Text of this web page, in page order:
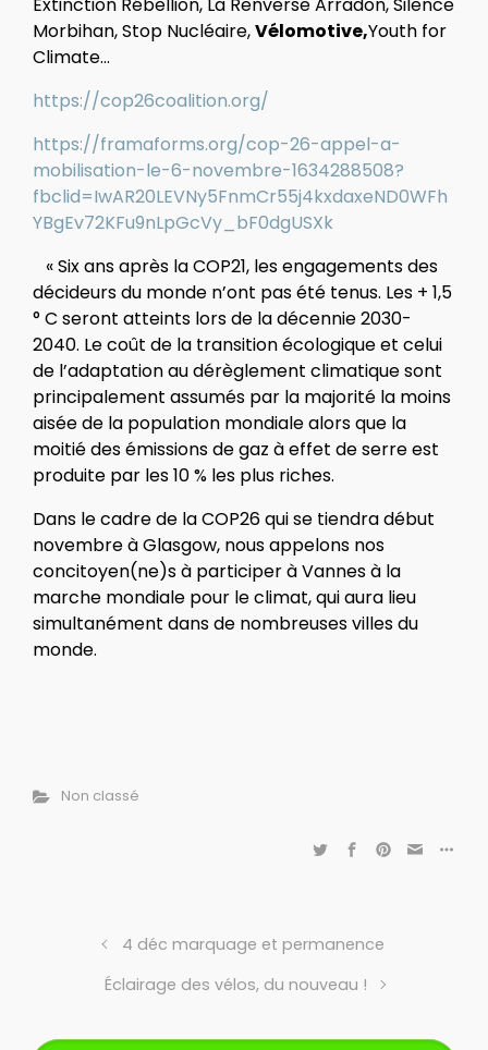
Extinction Rébellion, La Renverse Arradon, Silence
Morbihan, Stop Nucléaire,Vélomotive,Youth for
Climate…
https://cop26coalition.org/
https://framaforms.org/cop-26-appel-a-
mobilisation-le-6-novembre-1634288508?
fbclid=IwAR20LEVNy5FnmCr55j4kxdaxeND0WFh
YBgEv72KFu9nLpGcVy_bF0dgUSXk
­­­­­­ ­­­ ­­­ ­­­­« Six ans après la COP21, les engagements des
décideurs du monde n’ont pas été tenus. Les + 1,5
° C seront atteints lors de la décennie 2030-
2040. Le coût de la transition écologique et celui
de l’adaptation au dérèglement climatique sont
principalement assumés par la majorité la moins
aisée de la population mondiale alors que la
moitié des émissions de gaz à effet de serre est
produite par les 10 % les plus riches.
Dans le cadre de la COP26 qui se tiendra début
novembre à Glasgow, nous appelons nos
concitoyen(ne)s à participer à Vannes à la
marche mondiale pour le climat, qui aura lieu
simultanément dans de nombreuses villes du
monde.
Non classé
4 déc marquage et permanence
Éclairage des vélos, du nouveau !